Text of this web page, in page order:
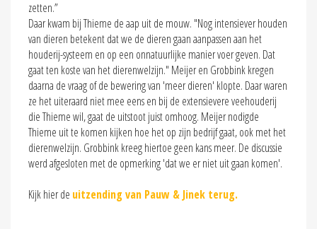
zetten.”
Daar kwam bij Thieme de aap uit de mouw. "Nog intensiever houden
van dieren betekent dat we de dieren gaan aanpassen aan het
houderij-systeem en op een onnatuurlijke manier voer geven. Dat
gaat ten koste van het dierenwelzijn." Meijer en Grobbink kregen
daarna de vraag of de bewering van 'meer dieren' klopte. Daar waren
ze het uiteraard niet mee eens en bij de extensievere veehouderij
die Thieme wil, gaat de uitstoot juist omhoog. Meijer nodigde
Thieme uit te komen kijken hoe het op zijn bedrijf gaat, ook met het
dierenwelzijn. Grobbink kreeg hiertoe geen kans meer. De discussie
werd afgesloten met de opmerking 'dat we er niet uit gaan komen'.
Kijk hier de uitzending van Pauw & Jinek terug.